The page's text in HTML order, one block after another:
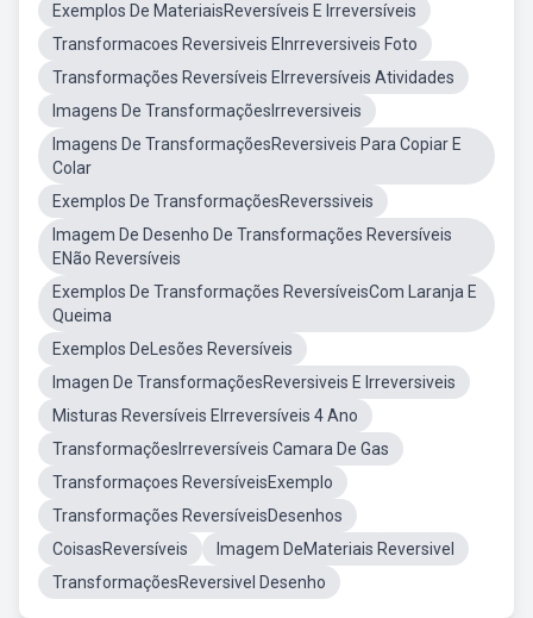
Exemplos De MateriaisReversíveis E Irreversíveis
Transformacoes Reversiveis EInrreversiveis Foto
Transformações Reversíveis EIrreversíveis Atividades
Imagens De TransformaçõesIrreversiveis
Imagens De TransformaçõesReversiveis Para Copiar E
Colar
Exemplos De TransformaçõesReverssiveis
Imagem De Desenho De Transformações Reversíveis
ENão Reversíveis
Exemplos De Transformações ReversíveisCom Laranja E
Queima
Exemplos DeLesões Reversíveis
Imagen De TransformaçõesReversiveis E Irreversiveis
Misturas Reversíveis EIrreversíveis 4 Ano
TransformaçõesIrreversíveis Camara De Gas
Transformaçoes ReversíveisExemplo
Transformações ReversíveisDesenhos
CoisasReversíveis
Imagem DeMateriais Reversivel
TransformaçõesReversivel Desenho